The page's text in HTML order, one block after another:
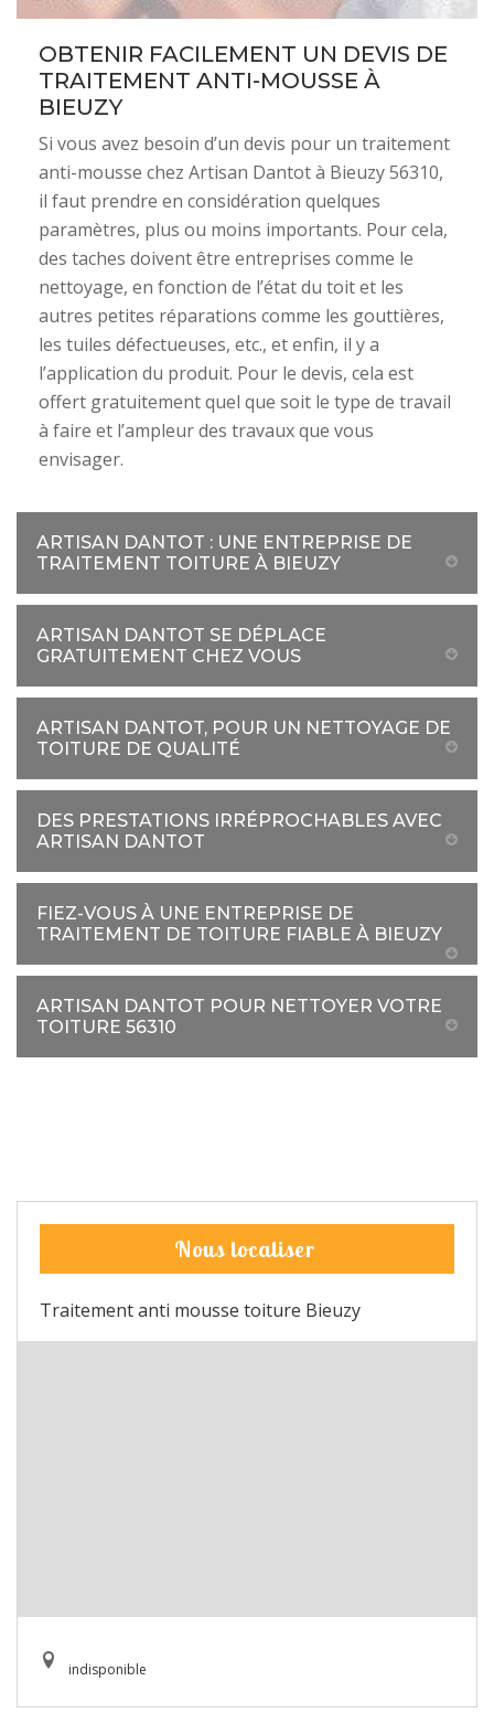
OBTENIR FACILEMENT UN DEVIS DE
TRAITEMENT ANTI-MOUSSE À
BIEUZY
Si vous avez besoin d’un devis pour un traitement
anti-mousse chez Artisan Dantot à Bieuzy 56310,
il faut prendre en considération quelques
paramètres, plus ou moins importants. Pour cela,
des taches doivent être entreprises comme le
nettoyage, en fonction de l’état du toit et les
autres petites réparations comme les gouttières,
les tuiles défectueuses, etc., et enfin, il y a
l’application du produit. Pour le devis, cela est
offert gratuitement quel que soit le type de travail
à faire et l’ampleur des travaux que vous
envisager.
ARTISAN DANTOT : UNE ENTREPRISE DE
TRAITEMENT TOITURE À BIEUZY
ARTISAN DANTOT SE DÉPLACE
GRATUITEMENT CHEZ VOUS
ARTISAN DANTOT, POUR UN NETTOYAGE DE
TOITURE DE QUALITÉ
DES PRESTATIONS IRRÉPROCHABLES AVEC
ARTISAN DANTOT
FIEZ-VOUS À UNE ENTREPRISE DE
TRAITEMENT DE TOITURE FIABLE À BIEUZY
ARTISAN DANTOT POUR NETTOYER VOTRE
TOITURE 56310
Nous localiser
Traitement anti mousse toiture Bieuzy
indisponible